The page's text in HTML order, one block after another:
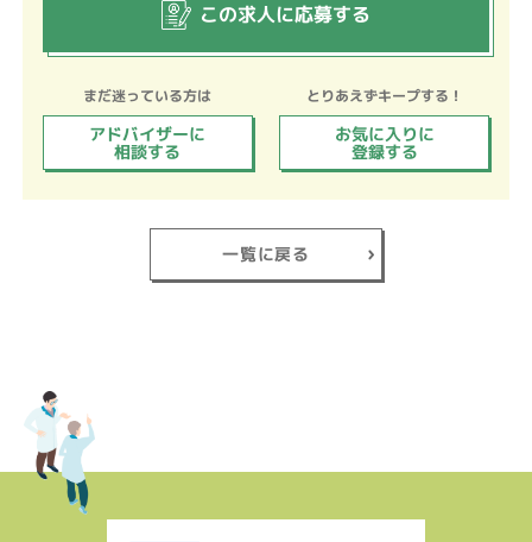
この求人に応募する
まだ迷っている方は
アドバイザーに
相談する
とりあえずキープする！
お気に入りに
登録する
一覧に戻る